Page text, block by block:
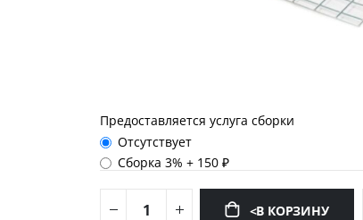
Предоставляется услуга сборки
Отсутствует
Сборка 3%+ 150 ₽
<В КОРЗИНУ